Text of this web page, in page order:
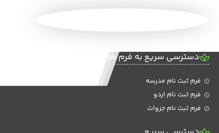
دسترسی سریع به فرم ها
فرم ثبت نام مدرسه
فرم ثبت نام اردو
فرم ثبت نام جزوات